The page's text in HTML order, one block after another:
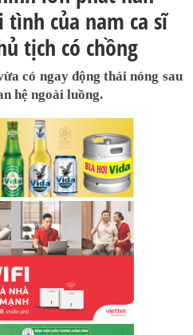
của nam ca sĩ
tịch có chồng
có ngay động thái nóng sau
hệ ngoài luồng.